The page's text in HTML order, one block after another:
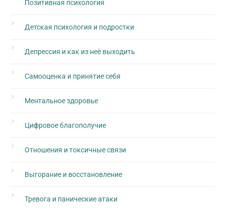
Позитивная психология
Детская психология и подростки
Депрессия и как из неё выходить
Самооценка и принятие себя
Ментальное здоровье
Цифровое благополучие
Отношения и токсичные связи
Выгорание и восстановление
Тревога и панические атаки